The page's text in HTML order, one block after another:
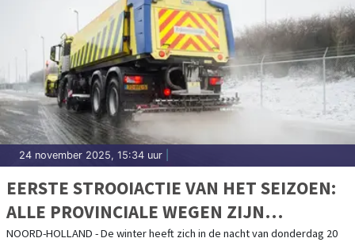
24 november 2025, 15:34 uur
EERSTE STROOIACTIE VAN HET SEIZOEN:
ALLE PROVINCIALE WEGEN ZIJN
GESTROOID
NOORD-HOLLAND - De winter heeft zich in de nacht van donderdag 20